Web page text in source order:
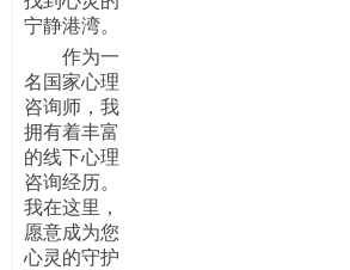
宁静港湾。
作为一
名国家心理
咨询师，我
拥有着丰富
的线下心理
咨询经历。
我在这里，
愿意成为您
心灵的守护